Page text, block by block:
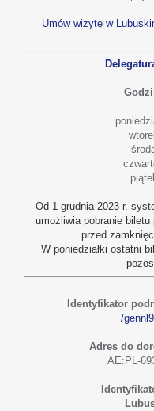
Umów wizytę w
Od 1 grudnia 2023 r.
umożliwia pobranie
przed
W poniedziałki ostatni
Identyfikator
/
Adres do
AE:PL-